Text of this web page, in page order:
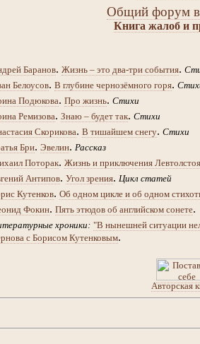
Общий форум в
Книга жалоб и
Баранов. Жизнь – это два-три события.
Белоусов. В глубине чернозёмного горя.
Подюкова. Про жизнь. Стихи
Ремизова. Знаю – будет так. Стихи
Скорикова. В тишайшем снегу. Стихи
Бри. Эвелин. Рассказ
Поторак. Жизнь и приключения Левтолстоя
Антипов. Угол зрения. Цикл статей
Кутенков. Об одном цикле и об одном
Фокин. Пять этюдов об английском сонете.
хроники: "В нынешней ситуации
с Борисом Кутенковым.
Авторская